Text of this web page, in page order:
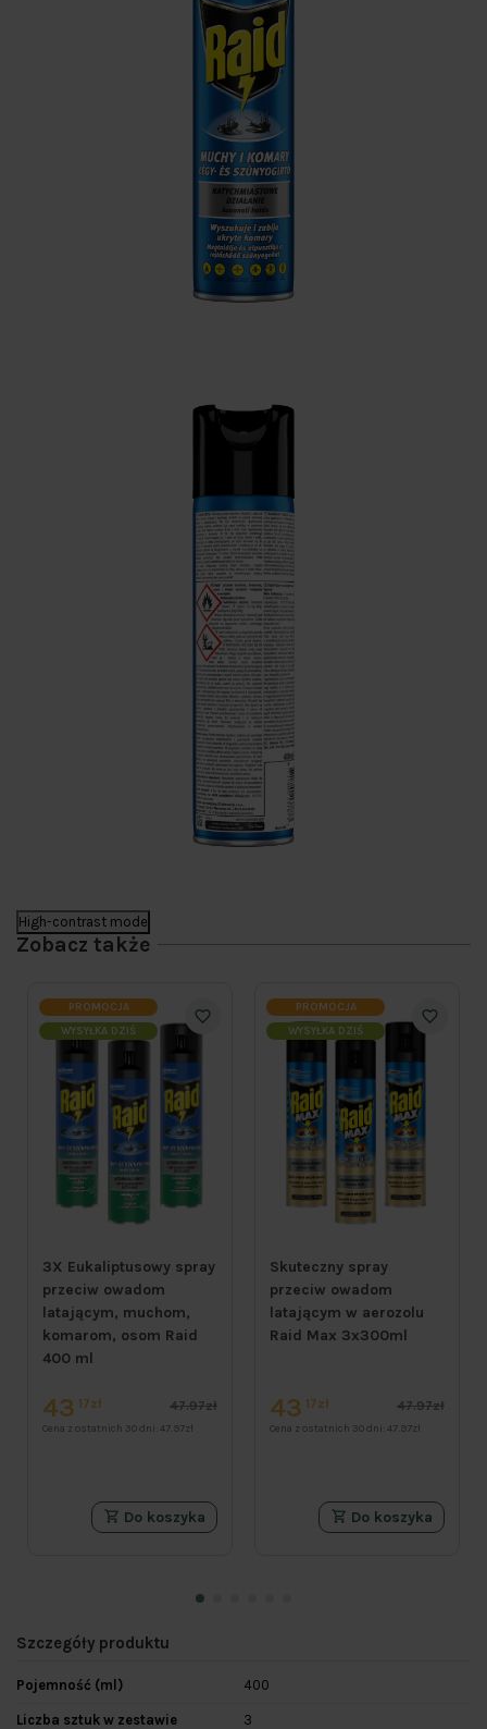
High-contrast mode
Zobacz także
PROMOCJA
WYSYŁKA DZIŚ
3X Eukaliptusowy spray
przeciw owadom
latającym, muchom,
komarom, osom Raid
400 ml
43 17zł 47.97zł
Cena z ostatnich 30 dni: 47.97zł
Do koszyka
PROMOCJA
WYSYŁKA DZIŚ
Skuteczny spray
przeciw owadom
latającym w aerozolu
Raid Max 3x300ml
43 17zł 47.97zł
Cena z ostatnich 30 dni: 47.97zł
Do koszyka
Szczegóły produktu
Pojemność (ml) 400
Liczba sztuk w zestawie 3